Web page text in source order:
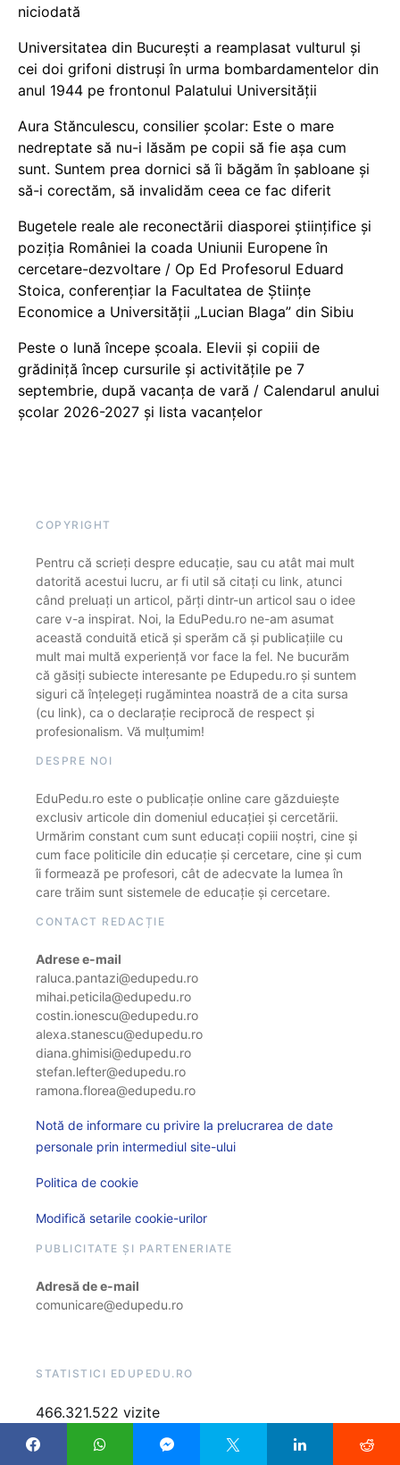
niciodată
Universitatea din București a reamplasat vulturul și
cei doi grifoni distruși în urma bombardamentelor din
anul 1944 pe frontonul Palatului Universității
Aura Stănculescu, consilier școlar: Este o mare
nedreptate să nu-i lăsăm pe copii să fie așa cum
sunt. Suntem prea dornici să îi băgăm în șabloane și
să-i corectăm, să invalidăm ceea ce fac diferit
Bugetele reale ale reconectării diasporei științifice și
poziția României la coada Uniunii Europene în
cercetare-dezvoltare / Op Ed Profesorul Eduard
Stoica, conferențiar la Facultatea de Științe
Economice a Universității „Lucian Blaga” din Sibiu
Peste o lună începe școala. Elevii și copiii de
grădiniță încep cursurile și activitățile pe 7
septembrie, după vacanța de vară / Calendarul anului
școlar 2026-2027 și lista vacanțelor
COPYRIGHT
Pentru că scrieți despre educație, sau cu atât mai mult
datorită acestui lucru, ar fi util să citați cu link, atunci
când preluați un articol, părți dintr-un articol sau o idee
care v-a inspirat. Noi, la EduPedu.ro ne-am asumat
această conduită etică și sperăm că și publicațiile cu
mult mai multă experiență vor face la fel. Ne bucurăm
că găsiți subiecte interesante pe Edupedu.ro și suntem
siguri că înțelegeți rugămintea noastră de a cita sursa
(cu link), ca o declarație reciprocă de respect și
profesionalism. Vă mulțumim!
DESPRE NOI
EduPedu.ro este o publicație online care găzduiește
exclusiv articole din domeniul educației și cercetării.
Urmărim constant cum sunt educați copiii noștri, cine și
cum face politicile din educație și cercetare, cine și cum
îi formează pe profesori, cât de adecvate la lumea în
care trăim sunt sistemele de educație și cercetare.
CONTACT REDACȚIE
Adrese e-mail
raluca.pantazi@edupedu.ro
mihai.peticila@edupedu.ro
costin.ionescu@edupedu.ro
alexa.stanescu@edupedu.ro
diana.ghimisi@edupedu.ro
stefan.lefter@edupedu.ro
ramona.florea@edupedu.ro
Notă de informare cu privire la prelucrarea de date
personale prin intermediul site-ului
Politica de cookie
Modifică setarile cookie-urilor
PUBLICITATE ȘI PARTENERIATE
Adresă de e-mail
comunicare@edupedu.ro
STATISTICI EDUPEDU.RO
466.321.522 vizite